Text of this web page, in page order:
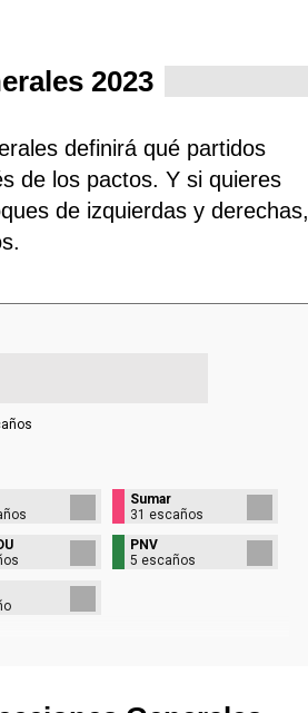
2023
definirá qué partidos
de los pactos. Y si quieres
de izquierdas y derechas,
Sumar
31 escaños
PNV
5 escaños